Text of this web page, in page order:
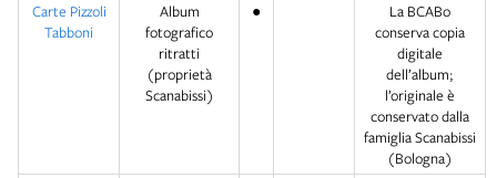
Carte Pizzoli
Tabboni
Album
fotografico
ritratti
(proprietà
Scanabissi)
●
La BCABo
conserva copia
digitale
dell’album;
l’originale è
conservato dalla
famiglia Scanabissi
(Bologna)